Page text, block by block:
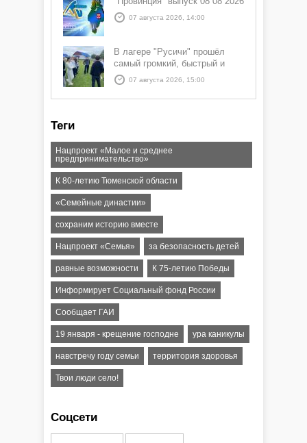
07 августа 2026, 14:00
В лагере "Русичи" прошёл
самый громкий, быстрый и
азартный час дня — Спортчас
07 августа 2026, 15:00
Теги
Нацпроект «Малое и среднее
предпринимательство»
К 80-летию Тюменской области
«Семейные династии»
сохраним историю вместе
Нацпроект «Семья» за безопасность детей
равные возможности К 75-летию Победы
Информирует Социальный фонд России
Сообщает ГАИ
19 января - крещение господне ура каникулы
навстречу году семьи территория здоровья
Твои люди село!
Соцсети